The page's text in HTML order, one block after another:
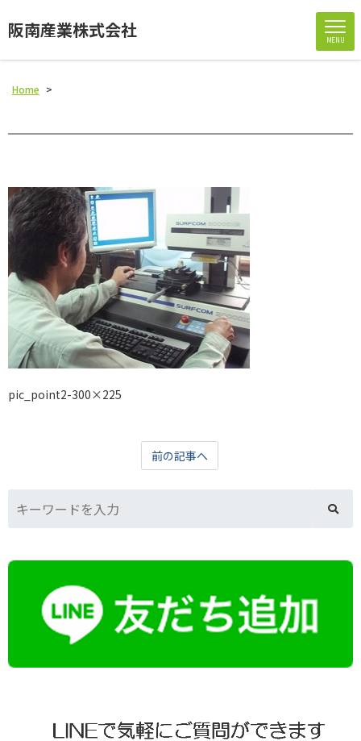
阪南産業株式会社 MENU
Home >
pic_point2-300×225
前の記事へ